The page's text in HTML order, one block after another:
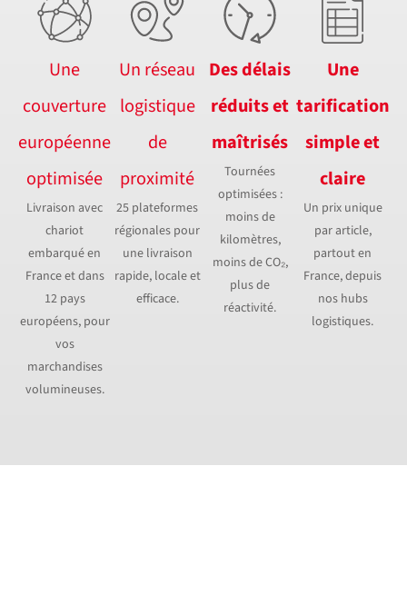
Une
couverture
européenne
optimisée
Livraison avec
chariot
embarqué en
France et dans
12 pays
européens, pour
vos
marchandises
volumineuses.
Un réseau
logistique
de
proximité
25 plateformes
régionales pour
une livraison
rapide, locale et
efficace.
Des délais
réduits et
maîtrisés
Tournées
optimisées :
moins de
kilomètres,
moins de CO₂,
plus de
réactivité.
Une
tarification
simple et
claire
Un prix unique
par article,
partout en
France, depuis
nos hubs
logistiques.